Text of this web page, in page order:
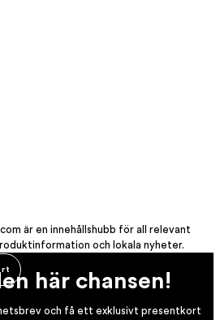
är en innehållshubb för all relevant
och lokala nyheter.
här chansen!
och få ett exklusivt presentkort